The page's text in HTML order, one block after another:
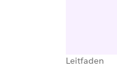
Leitfaden